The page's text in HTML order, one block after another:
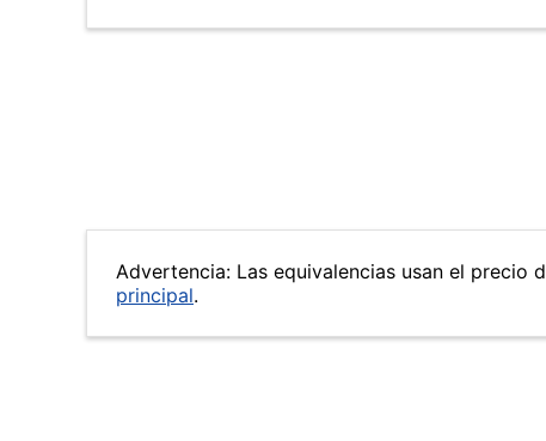
Advertencia: Las equivalencias usan el precio
principal.